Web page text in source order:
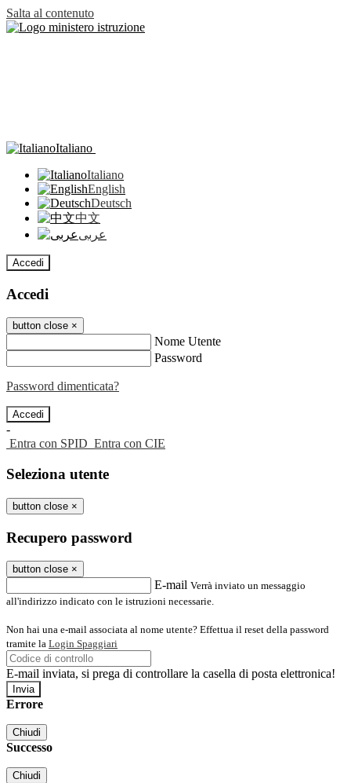
Salta al contenuto
Italiano
Italiano
English
Deutsch
中文
عربى
Accedi
Accedi
button close ×
Nome Utente
Password
Password dimenticata?
-
Entra con SPID Entra con CIE
Seleziona utente
button close ×
Recupero password
button close ×
E-mail Verrà inviato un messaggio
all'indirizzo indicato con le istruzioni necessarie.
Non hai una e-mail associata al nome utente? Effettua il reset della password
tramite la Login Spaggiari
E-mail inviata, si prega di controllare la casella di posta elettronica!
Errore
Chiudi
Successo
Chiudi